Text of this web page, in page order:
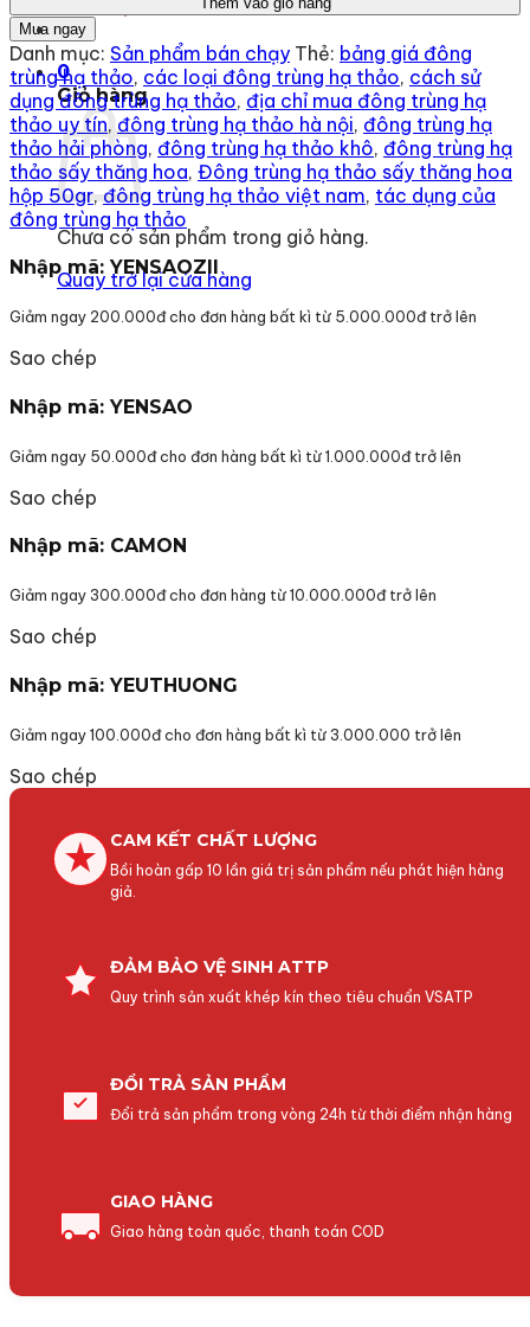
0
Giỏ hàng
Chưa có sản phẩm trong giỏ hàng.
Quay trở lại cửa hàng
hạ
thảo
sấy
thăng
hoa
hộp
30gr
số
lượng
Mua ngay
Danh mục: Sản phẩm bán chạy Thẻ: bảng giá đông
trùng hạ thảo, các loại đông trùng hạ thảo, cách sử
dụng đông trùng hạ thảo, địa chỉ mua đông trùng hạ
thảo uy tín, đông trùng hạ thảo hà nội, đông trùng hạ
thảo hải phòng, đông trùng hạ thảo khô, đông trùng hạ
thảo sấy thăng hoa, Đông trùng hạ thảo sấy thăng hoa
hộp 50gr, đông trùng hạ thảo việt nam, tác dụng của
đông trùng hạ thảo
Nhập mã: YENSAOZII
Giảm ngay 200.000đ cho đơn hàng bất kì từ 5.000.000đ trở lên
Sao chép
Nhập mã: YENSAO
Giảm ngay 50.000đ cho đơn hàng bất kì từ 1.000.000đ trở lên
Sao chép
Nhập mã: CAMON
Giảm ngay 300.000đ cho đơn hàng từ 10.000.000đ trở lên
Sao chép
Nhập mã: YEUTHUONG
Giảm ngay 100.000đ cho đơn hàng bất kì từ 3.000.000 trở lên
Sao chép
CAM KẾT CHẤT LƯỢNG
Bồi hoàn gấp 10 lần giá trị sản phẩm nếu phát hiện hàng
giả.
ĐẢM BẢO VỆ SINH ATTP
Quy trình sản xuất khép kín theo tiêu chuẩn VSATP
ĐỔI TRẢ SẢN PHẨM
Đổi trả sản phẩm trong vòng 24h từ thời điểm nhận hàng
GIAO HÀNG
Giao hàng toàn quốc, thanh toán COD